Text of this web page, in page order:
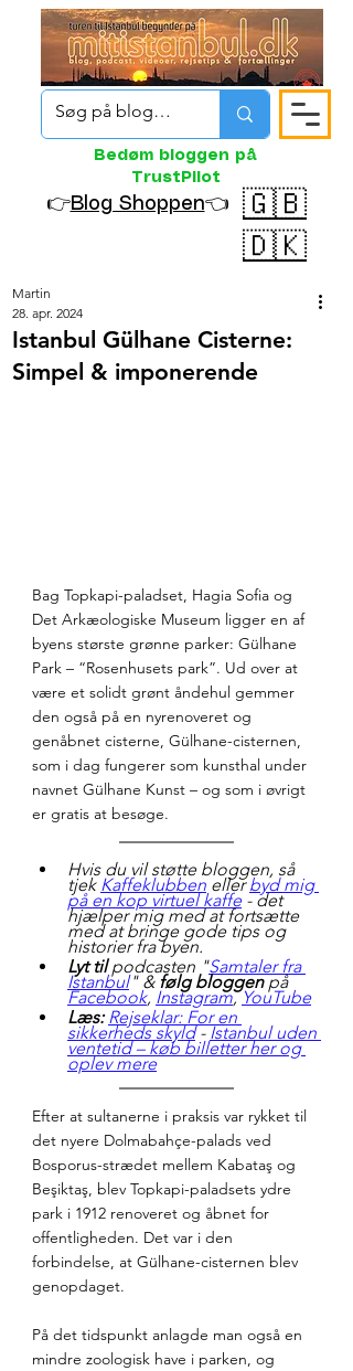
Bedøm bloggen på
TrustPilot
👉Blog Shoppen👈
🇬🇧
🇩🇰
Istanbul Gülhane Cisterne:
Simpel & imponerende
Martin
28. apr. 2024
Bag Topkapi-paladset, Hagia Sofia og
Det Arkæologiske Museum ligger en af
byens største grønne parker: Gülhane
Park – “Rosenhusets park”. Ud over at
være et solidt grønt åndehul gemmer
den også på en nyrenoveret og
genåbnet cisterne, Gülhane-cisternen,
som i dag fungerer som kunsthal under
navnet Gülhane Kunst – og som i øvrigt
er gratis at besøge.
Hvis du vil støtte bloggen, så
tjek Kaffeklubben eller byd mig
på en kop virtuel kaffe - det
hjælper mig med at fortsætte
med at bringe gode tips og
historier fra byen.
Lyt til podcasten "Samtaler fra
Istanbul" & følg bloggen på
Facebook, Instagram, YouTube
Læs: Rejseklar: For en
sikkerheds skyld - Istanbul uden
ventetid – køb billetter her og
oplev mere
Efter at sultanerne i praksis var rykket til
det nyere Dolmabahçe-palads ved
Bosporus-strædet mellem Kabataş og
Beşiktaş, blev Topkapi-paladsets ydre
park i 1912 renoveret og åbnet for
offentligheden. Det var i den
forbindelse, at Gülhane-cisternen blev
genopdaget.
På det tidspunkt anlagde man også en
mindre zoologisk have i parken, og